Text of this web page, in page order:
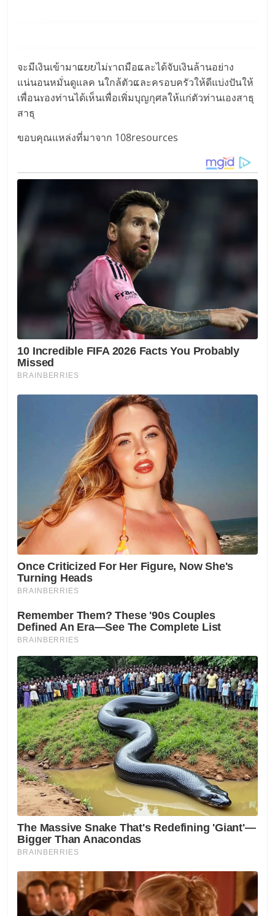
จะมีเงินเข้ามาແບບไม่ɤาດมือແละได้จับเงินล้านอย่าง
แน่นอนหมั่นดูแลค นใกล้ตัวແละครอบครัวให้ดีแบ่งปันให้
เพื่อนɤองท่านได้เห็นเพื่อเพิ่มบุญกุศลให้แก่ตัวท่านเองสาธุ
สาธุ
ขอบคุณแหล่งที่มาจาก 108resources